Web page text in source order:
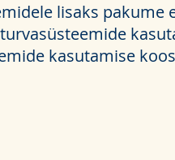
lisaks pakume
kasutamise